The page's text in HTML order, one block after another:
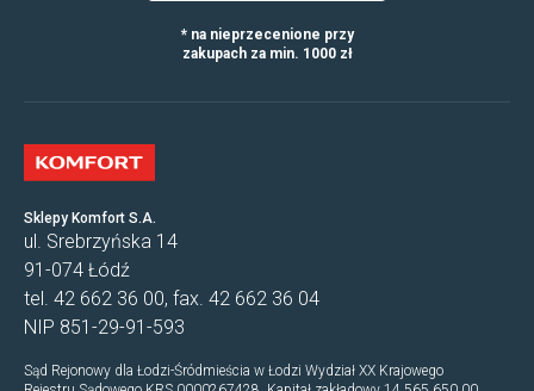
Sklepy Komfort S.A.
ul. Srebrzyńska 14
91-074 Łódź
tel. 42 662 36 00, fax. 42 662 36 04
NIP 851-29-91-593
Sąd Rejonowy dla Łodzi-Śródmieścia w Łodzi Wydział XX Krajowego
* na nieprzecenione przy
zakupach za min. 1000 zł